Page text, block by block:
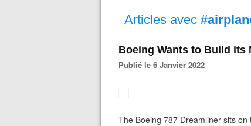
Articles avec
Boeing Wants to Build its
Publié le 6 Janvier 2022
The Boeing 787 Dreamliner sits